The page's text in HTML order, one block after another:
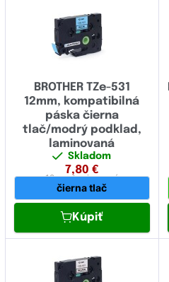
BROTHER TZe-531
12mm, kompatibilná
páska čierna
tlač/modrý podklad,
laminovaná
Skladom
7,80 €
12 mmlaminovaná
čierna tlač
Kúpiť